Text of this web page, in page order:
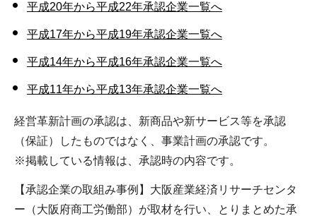
平成20年から平成22年承認企業一覧へ
平成17年から平成19年承認企業一覧へ
平成14年から平成16年承認企業一覧へ
平成11年から平成13年承認企業一覧へ
経営革新計画の承認は、新商品や新サービス等を承認
（保証）したものではなく、事業計画の承認です。
※掲載している情報は、承認時の内容です。
【承認企業の取組み事例】大阪産業経済リサーチセンタ
ー（大阪府商工労働部）が取材を行い、とりまとめた承